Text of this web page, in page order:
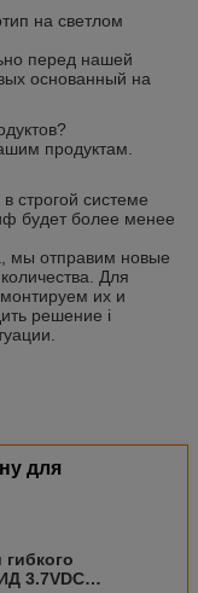
на светлом
перед нашей
основанный на
продуктам.
строгой системе
будет более менее
мы отправим новые
Для
их и
решение i
для
3.7VDC